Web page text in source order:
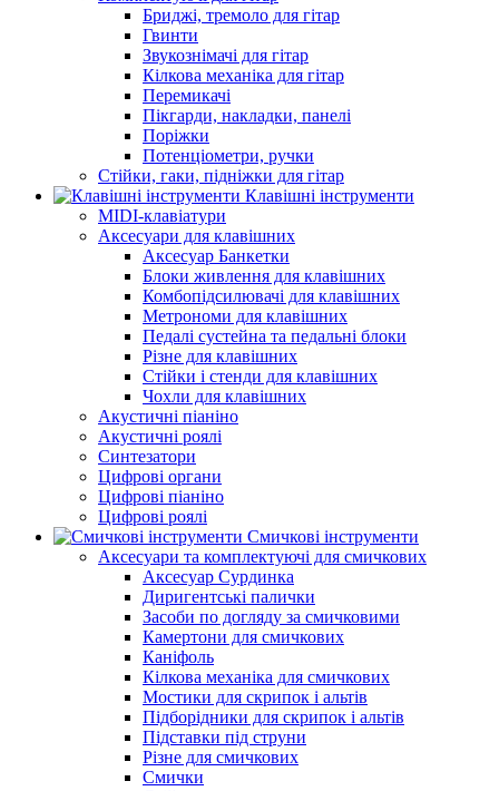
Бриджі, тремоло для гітар
Гвинти
Звукознімачі для гітар
Кілкова механіка для гітар
Перемикачі
Пікгарди, накладки, панелі
Поріжки
Потенціометри, ручки
Стійки, гаки, підніжки для гітар
Клавішні інструменти
MIDI-клавіатури
Аксесуари для клавішних
Аксесуар Банкетки
Блоки живлення для клавішних
Комбопідсилювачі для клавішних
Метрономи для клавішних
Педалі сустейна та педальні блоки
Різне для клавішних
Стійки і стенди для клавішних
Чохли для клавішних
Акустичні піаніно
Акустичні роялі
Синтезатори
Цифрові органи
Цифрові піаніно
Цифрові роялі
Смичкові інструменти
Аксесуари та комплектуючі для смичкових
Аксесуар Сурдинка
Диригентські палички
Засоби по догляду за смичковими
Камертони для смичкових
Каніфоль
Кілкова механіка для смичкових
Мостики для скрипок і альтів
Підборiдники для скрипок і альтів
Підставки під струни
Різне для смичкових
Смички